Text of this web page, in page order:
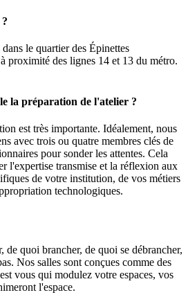
le quartier des Épinettes
proximité des lignes 14 et 13 du métro.
la préparation de l'atelier ?
est très importante. Idéalement, nous
avec trois ou quatre membres clés de
pour sonder les attentes. Cela
l'expertise transmise et la réflexion aux
de votre institution, de vos métiers
technologiques.
de quoi brancher, de quoi se débrancher,
Nos salles sont conçues comme des
vous qui modulez votre espaces, vos
l'espace.